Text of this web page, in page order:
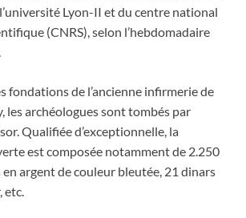
Lyon-II et du centre national
(CNRS), selon l’hebdomadaire
fondations de l’ancienne infirmerie de
les archéologues sont tombés par
Qualifiée d’exceptionnelle, la
est composée notamment de 2.250
argent de couleur bleutée, 21 dinars
etc.